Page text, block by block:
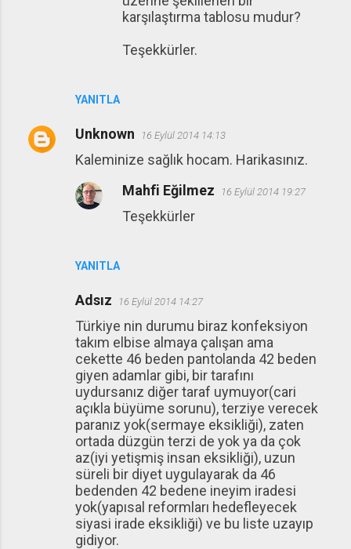
YANITLA
karşılaştırma tablosu mudur?
Teşekkürler.
Unknown 16 Eylül 2014 14:13
Kaleminize sağlık hocam. Harikasınız.
YANITLA
Mahfi Eğilmez 16 Eylül 2014 19:27
Teşekkürler
Adsız 16 Eylül 2014 14:27
Türkiye nin durumu biraz konfeksiyon
takım elbise almaya çalışan ama
cekette 46 beden pantolanda 42 beden
giyen adamlar gibi, bir tarafını
uydursanız diğer taraf uymuyor(cari
açıkla büyüme sorunu), terziye verecek
paranız yok(sermaye eksikliği), zaten
ortada düzgün terzi de yok ya da çok
az(iyi yetişmiş insan eksikliği), uzun
süreli bir diyet uygulayarak da 46
bedenden 42 bedene ineyim iradesi
yok(yapısal reformları hedefleyecek
siyasi irade eksikliği) ve bu liste uzayıp
gidiyor.